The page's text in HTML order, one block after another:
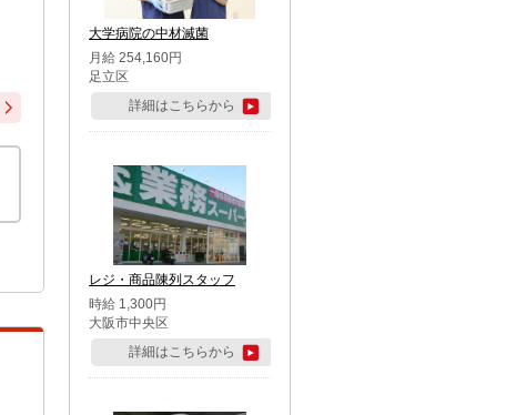
大学病院の中材滅菌
月給 254,160円
足立区
詳細はこちらから
レジ・商品陳列スタッフ
時給 1,300円
大阪市中央区
詳細はこちらから